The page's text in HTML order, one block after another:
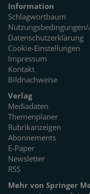
Information
Schlagwortbaum
Nutzungsbedingungen/
Datenschutzerklärung
Cookie-Einstellungen
Impressum
Kontakt
Bildnachweise
Verlag
Mediadaten
Themenplaner
Rubrikanzeigen
Abonnements
E-Paper
Newsletter
RSS
Mehr von Springer